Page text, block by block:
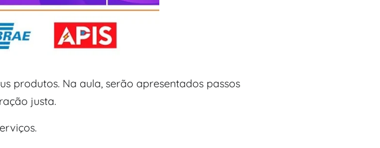
produtos. Na aula, serão apresentados passos
justa.